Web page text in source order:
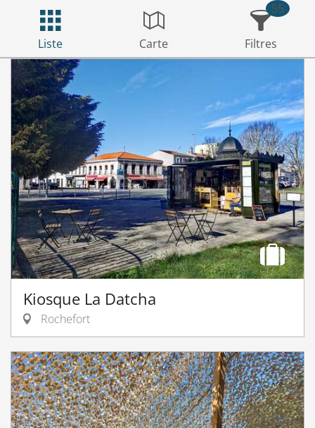
Liste Carte Filtres
55
Kiosque La Datcha
Rochefort